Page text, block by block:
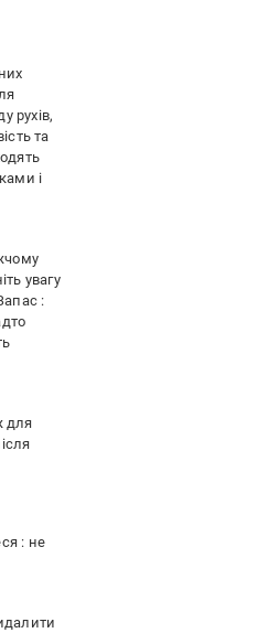
рухів,
та
і
увагу
:
для
: не